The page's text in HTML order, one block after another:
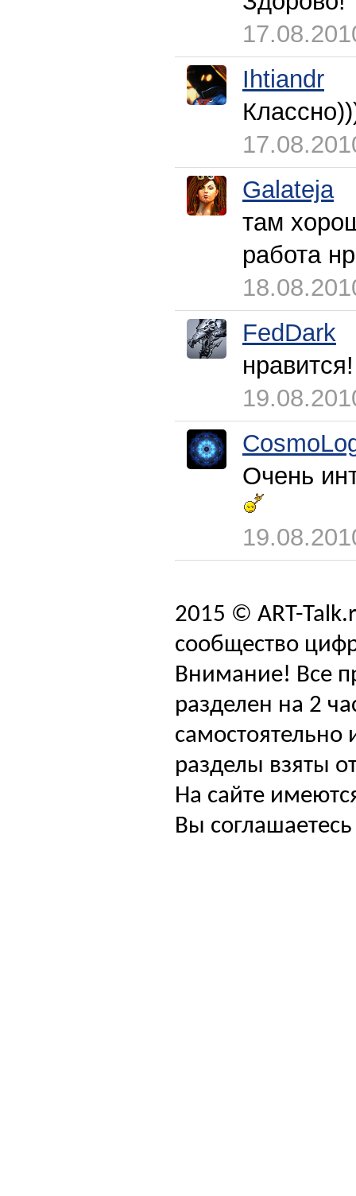
Ihtiandr
Galateja
там
работа
FedDark
нравится!
Очень
2015 © ART-
сообщество
Внимание! Все
разделен на 2
самостоятельно
разделы взяты
На сайте
Вы